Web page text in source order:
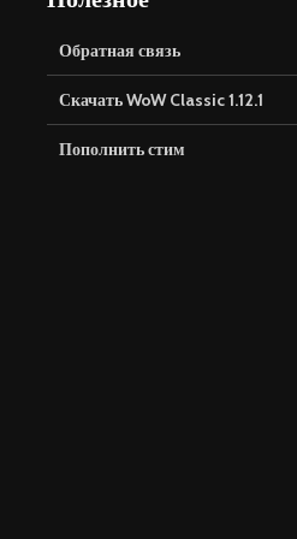
Обратная связь
Скачать WoW Classic 1.12.1
Пополнить стим